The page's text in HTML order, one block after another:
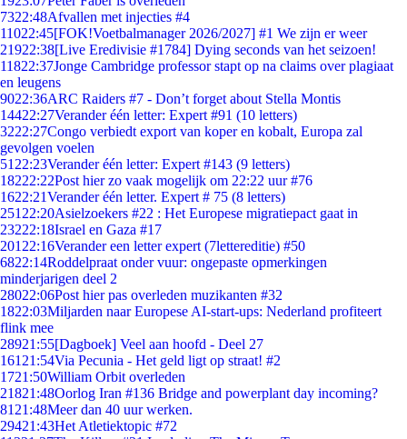
7322:48Afvallen met injecties #4
11022:45[FOK!Voetbalmanager 2026/2027] #1 We zijn er weer
21922:38[Live Eredivisie #1784] Dying seconds van het seizoen!
11822:37Jonge Cambridge professor stapt op na claims over plagiaat
en leugens
9022:36ARC Raiders #7 - Don’t forget about Stella Montis
14422:27Verander één letter: Expert #91 (10 letters)
3222:27Congo verbiedt export van koper en kobalt, Europa zal
gevolgen voelen
51 22:23Verander één letter: Expert #143 (9 letters)
18222:22Post hier zo vaak mogelijk om 22:22 uur #76
1622:21Verander één letter. Expert # 75 (8 letters)
251 22:20Asielzoekers #22 : Het Europese migratiepact gaat in
23222:18Israel en Gaza #17
201 22:16Verander een letter expert (7lettereditie) #50
6822:14Roddelpraat onder vuur: ongepaste opmerkingen
minderjarigen deel 2
28022:06Post hier pas overleden muzikanten #32
1822:03Miljarden naar Europese AI-start-ups: Nederland profiteert
flink mee
28921:55[Dagboek] Veel aan hoofd - Deel 27
161 21:54Via Pecunia - Het geld ligt op straat! #2
1721:50William Orbit overleden
21821:48Oorlog Iran #136 Bridge and powerplant day incoming?
81 21:48Meer dan 40 uur werken.
29421:43Het Atletiektopic #72